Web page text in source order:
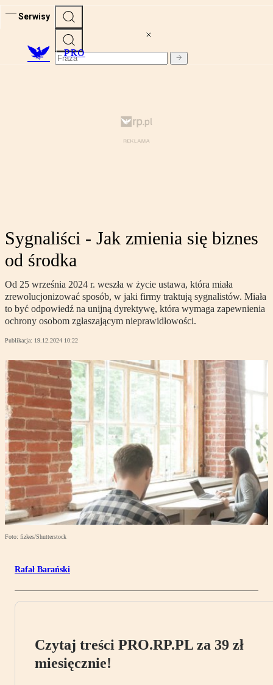
Serwisy
PRO
Sygnaliści - Jak zmienia się biznes
od środka
Od 25 września 2024 r. weszła w życie ustawa, która miała
zrewolucjonizować sposób, w jaki firmy traktują sygnalistów. Miała
to być odpowiedź na unijną dyrektywę, która wymaga zapewnienia
ochrony osobom zgłaszającym nieprawidłowości.
Publikacja: 19.12.2024 10:22
Foto: fizkes/Shutterstock
Rafał Barański
Czytaj treści PRO.RP.PL za 39 zł
miesięcznie!